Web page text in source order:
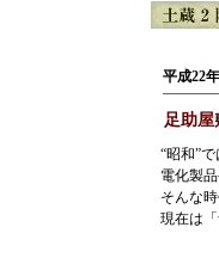
平成22
足助
“昭和”
電化製
そんな
現在は